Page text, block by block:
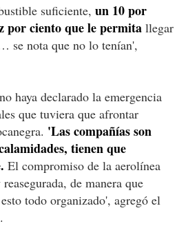
suficiente, un 10 por
por ciento que le permita llegar
se nota que no lo tenían',
haya declarado la emergencia
que tuviera que afrontar
'Las compañías son
tienen que
El compromiso de la aerolínea
de manera que
todo organizado', agregó el